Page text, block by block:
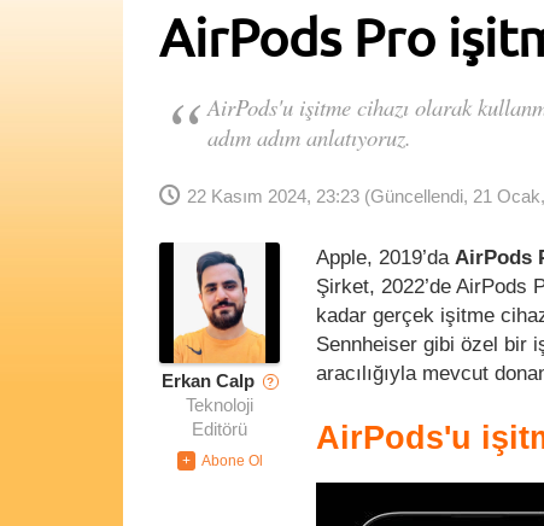
AirPods Pro
AirPods'u işitme cihazı olarak
adım adım anlatıyoruz.
22 Kasım 2024, 23:23 (Güncellendi, 21
Erkan Calp ?
Teknoloji
Editörü
Apple, 2019’da AirPods
Şirket, 2022’de AirPods
kadar gerçek işitme
Sennheiser gibi özel bir
aracılığıyla mevcut
AirPods'u